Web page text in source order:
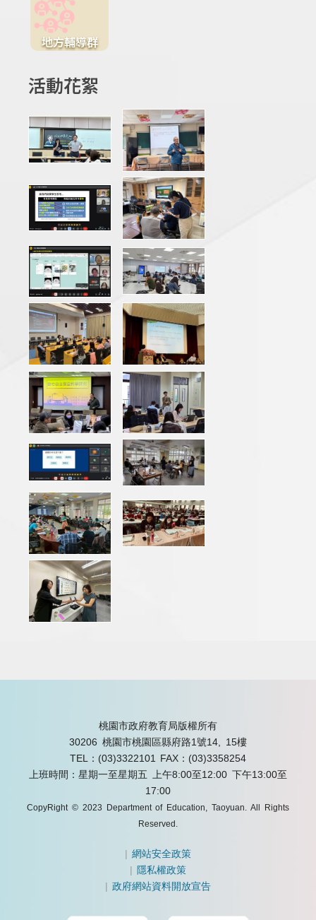
地方輔導群
活動花絮
桃園市政府教育局版權所有
30206 桃園市桃園區縣府路1號14, 15樓
TEL：(03)3322101
FAX：(03)3358254
上班時間：星期一至星期五 上午8:00至12:00 下午13:00至
17:00
CopyRight © 2023 Department of Education, Taoyuan. All Rights
Reserved.
|網站安全政策
| 隱私權政策
|政府網站資料開放宣告